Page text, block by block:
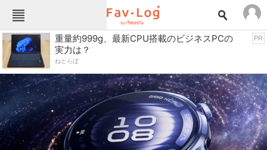
Fav-Logカテゴリー一覧
TOP
インテリア・収納 おもちゃ・ホビー
カメラ キッチン家電
キッチン用品 ゲーム
コンテンツ・サービス スイーツ・お菓子
重量約999g、最新CPU搭載のビジネスPCの
実力は？
ねとらぼ
PR